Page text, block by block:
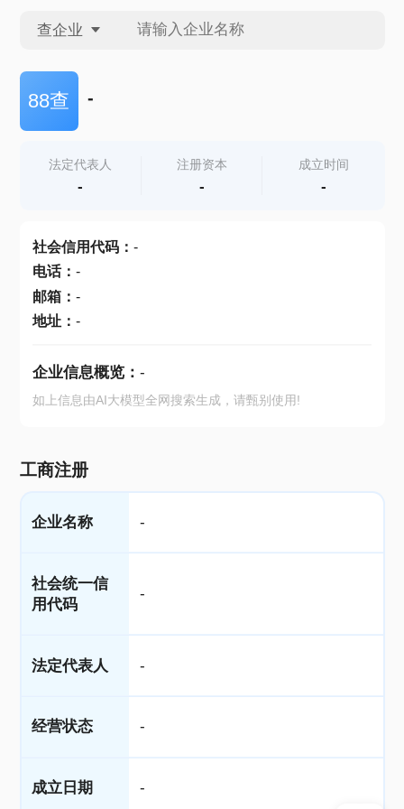
查企业
查企业
查产地
88查 -
法定代表人
-
注册资本
-
成立时间
-
社会信用代码： -
电话： -
邮箱： -
地址： -
企业信息概览： -
如上信息由AI大模型全网搜索生成，请甄别使用!
工商注册
企业名称 -
社会统一信
用代码
-
法定代表人 -
经营状态 -
成立日期 -